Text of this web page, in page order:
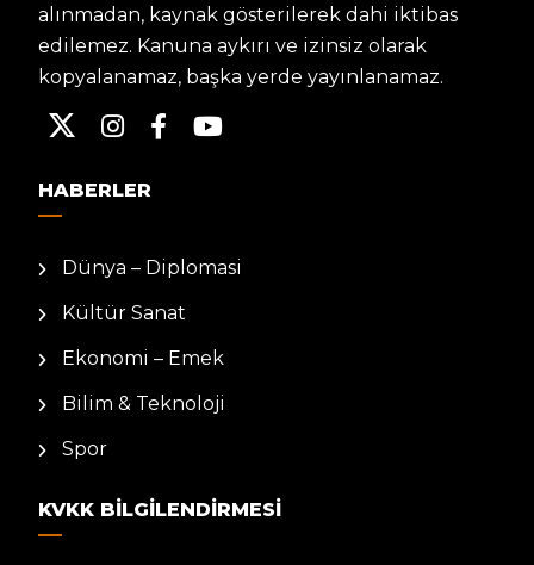
alınmadan, kaynak gösterilerek dahi iktibas
edilemez. Kanuna aykırı ve izinsiz olarak
kopyalanamaz, başka yerde yayınlanamaz.
HABERLER
Dünya – Diplomasi
Kültür Sanat
Ekonomi – Emek
Bilim & Teknoloji
Spor
KVKK BILGILENDIRMESI